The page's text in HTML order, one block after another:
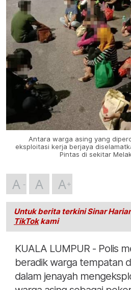
Antara warga asing yang
eksploitasi kerja berjaya
Pintas di sekitar
A A A
Untuk berita terkini Sinar
TikTokkami
KUALA LUMPUR - Polis
beradik warga tempatan
dalam jenayah